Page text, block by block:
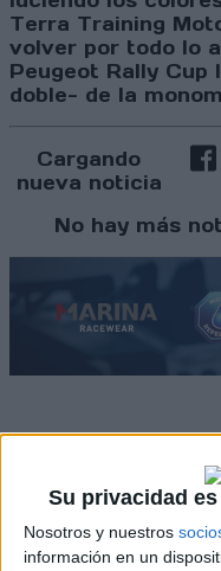
Su privacidad
Nosotros y nuestros
información en un
Terra Training
volver por todo lo
Peugeot Rally
doble- de la
Cargando
nueva noticia
No hay más
WRC
S-CER
ERC